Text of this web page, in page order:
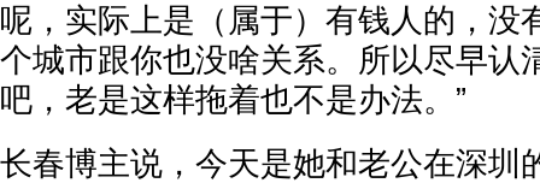
呢，实际上是（属于）有钱人的，没
个城市跟你也没啥关系。所以尽早认
吧，老是这样拖着也不是办法。”
长春博主说，今天是她和老公在深圳